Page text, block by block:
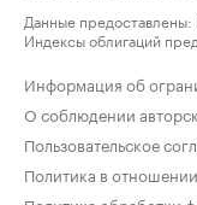
Данные предоставлены:
Индексы облигаций
Информация об
О соблюдении
Пользовательское
Политика в